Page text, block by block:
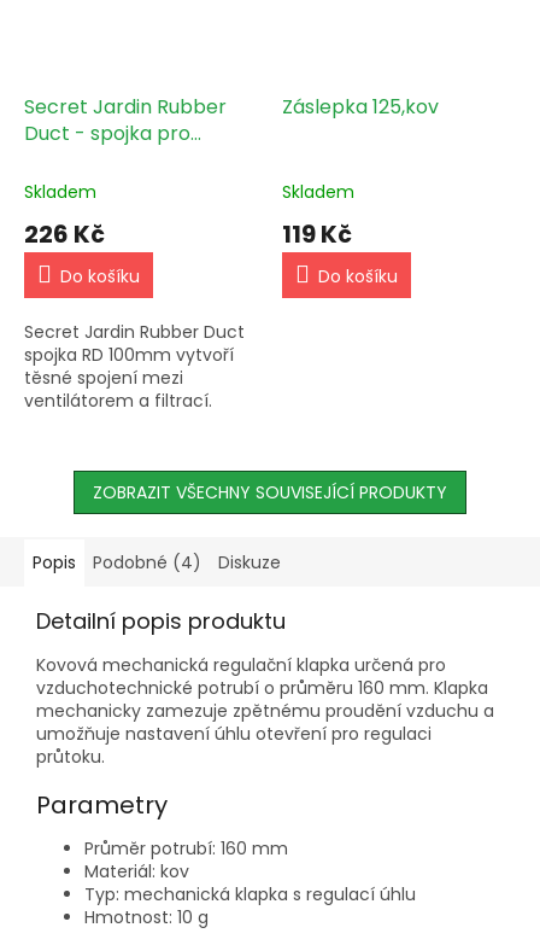
Secret Jardin Rubber
Duct - spojka pro
Skladem
226 Kč
Do košíku
Secret Jardin Rubber Duct
spojka RD 100mm vytvoří
těsné spojení mezi
ventilátorem a filtrací.
Záslepka 125,kov
Skladem
119 Kč
Do košíku
ZOBRAZIT VŠECHNY SOUVISEJÍCÍ PRODUKTY
Popis Podobné (4) Diskuze
Detailní popis produktu
Kovová mechanická regulační klapka určená pro
vzduchotechnické potrubí o průměru 160 mm. Klapka
mechanicky zamezuje zpětnému proudění vzduchu a
umožňuje nastavení úhlu otevření pro regulaci
průtoku.
Parametry
Průměr potrubí: 160 mm
Materiál: kov
Typ: mechanická klapka s regulací úhlu
Hmotnost: 10 g